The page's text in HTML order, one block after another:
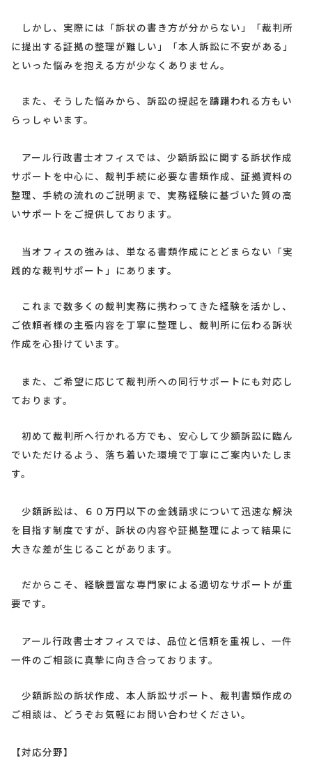
しかし、実際には「訴状の書き方が分からない」「裁判所
に提出する証拠の整理が難しい」「本人訴訟に不安がある」
といった悩みを抱える方が少なくありません。
また、そうした悩みから、訴訟の提起を躊躇われる方もい
らっしゃいます。
アール行政書士オフィスでは、少額訴訟に関する訴状作成
サポートを中心に、裁判手続に必要な書類作成、証拠資料の
整理、手続の流れのご説明まで、実務経験に基づいた質の高
いサポートをご提供しております。
当オフィスの強みは、単なる書類作成にとどまらない「実
践的な裁判サポート」にあります。
これまで数多くの裁判実務に携わってきた経験を活かし、
ご依頼者様の主張内容を丁寧に整理し、裁判所に伝わる訴状
作成を心掛けています。
また、ご希望に応じて裁判所への同行サポートにも対応し
ております。
初めて裁判所へ行かれる方でも、安心して少額訴訟に臨ん
でいただけるよう、落ち着いた環境で丁寧にご案内いたしま
す。
少額訴訟は、６０万円以下の金銭請求について迅速な解決
を目指す制度ですが、訴状の内容や証拠整理によって結果に
大きな差が生じることがあります。
だからこそ、経験豊富な専門家による適切なサポートが重
要です。
アール行政書士オフィスでは、品位と信頼を重視し、一件
一件のご相談に真摯に向き合っております。
少額訴訟の訴状作成、本人訴訟サポート、裁判書類作成の
ご相談は、どうぞお気軽にお問い合わせください。
【対応分野】